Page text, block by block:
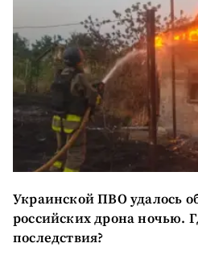
Украинской ПВО удалось
российских дрона ночью.
последствия?